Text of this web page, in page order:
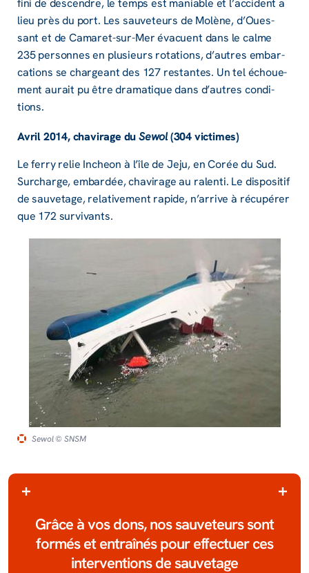
fini de descendre, le temps est maniable et l’ac­­ci­dent a
lieu près du port. Les sauve­­teurs de Molène, d’Oues­­
sant et de Cama­­ret-sur-Mer évacuent dans le calme
235 personnes en plusieurs rota­­tions, d’autres embar­­
ca­­tions se char­­geant des 127 restantes. Un tel échoue­­
ment aurait pu être drama­­tique dans d’autres condi­­
tions.
Avril 2014, chavi­­rage du Sewol (304 victimes)
Le ferry relie Incheon à l’île de Jeju, en Corée du Sud.
Surcharge, embar­­dée, chavi­­rage au ralenti. Le dispo­­si­­tif
de sauve­­tage, rela­­ti­­ve­­ment rapide, n’ar­­rive à récu­­pé­­rer
que 172 survi­­vants.
Sewol© SNSM
grâce à vos dons, nos sauve­­­­teurs sont
formés et entraî­­­­nés pour effec­­­­tuer ces
interventions de sauve­­­­tage